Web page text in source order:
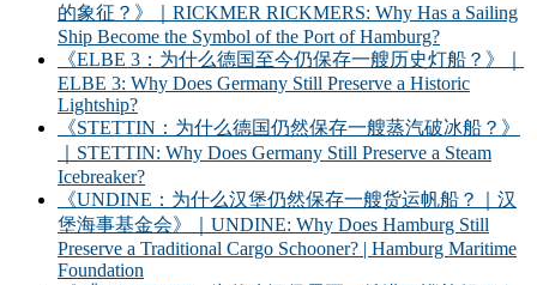
的象征？》｜RICKMER RICKMERS: Why Has a Sailing
Ship Become the Symbol of the Port of Hamburg?
《ELBE 3：为什么德国至今仍保存一艘历史灯船？》｜
ELBE 3: Why Does Germany Still Preserve a Historic
Lightship?
《STETTIN：为什么德国仍然保存一艘蒸汽破冰船？》
｜STETTIN: Why Does Germany Still Preserve a Steam
Icebreaker?
《UNDINE：为什么汉堡仍然保存一艘货运帆船？｜汉
堡海事基金会》｜UNDINE: Why Does Hamburg Still
Preserve a Traditional Cargo Schooner? | Hamburg Maritime
Foundation